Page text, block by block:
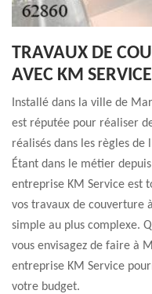
TRAVAUX DE
AVEC KM SERVICE
Installé dans la ville de
est réputée pour réaliser
réalisés dans les règles de
Étant dans le métier
entreprise KM Service est
vos travaux de couverture
simple au plus complexe.
vous envisagez de faire à
entreprise KM Service
votre budget.